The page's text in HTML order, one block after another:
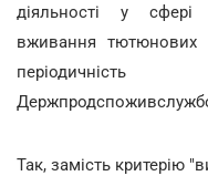
діяльності у
вживання тютюнових
Так, замість критерію